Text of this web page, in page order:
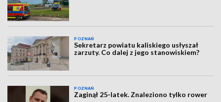
POZNAŃ
Sekretarz powiatu kaliskiego usłyszał
zarzuty. Co dalej z jego stanowiskiem?
POZNAŃ
Zaginął 25-latek. Znaleziono tylko rower